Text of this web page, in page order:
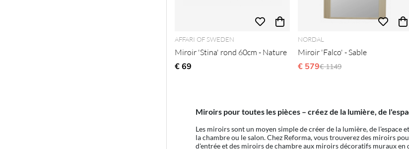
AFFARI OF SWEDEN
Miroir 'Stina' rond 60cm - Nature
€ 69
NORDAL
Miroir 'Falco' - Sable
€ 579Prix régulier:
€ 1149
Miroirs pour toutes les pièces – créez de la lumière, de
Les miroirs sont un moyen simple de créer de la lumière, de
la chambre ou le salon. Chez Reforma, vous trouverez des miroirs
d'entrée et des miroirs de chambre aux miroirs décoratifs muraux